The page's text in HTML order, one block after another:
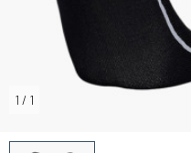
1 / 1